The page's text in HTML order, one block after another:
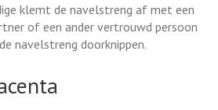
klemt de navelstreng af met een
of een ander vertrouwd persoon
navelstreng doorknippen.